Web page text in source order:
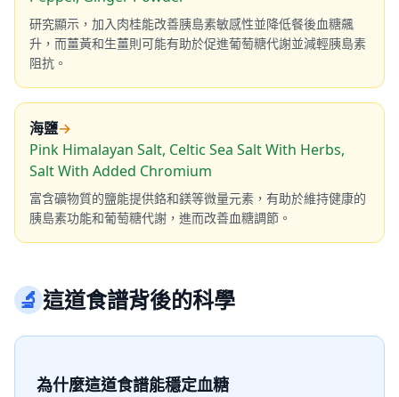
研究顯示，加入肉桂能改善胰島素敏感性並降低餐後血糖飆
升，而薑黃和生薑則可能有助於促進葡萄糖代謝並減輕胰島素
阻抗。
海鹽→
Pink Himalayan Salt, Celtic Sea Salt With Herbs,
Salt With Added Chromium
富含礦物質的鹽能提供鉻和鎂等微量元素，有助於維持健康的
胰島素功能和葡萄糖代謝，進而改善血糖調節。
🔬這道食譜背後的科學
為什麼這道食譜能穩定血糖